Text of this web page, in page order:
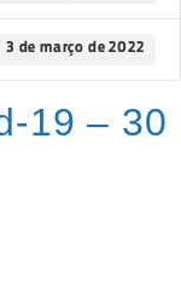
3 de março de 2022
19 – 30